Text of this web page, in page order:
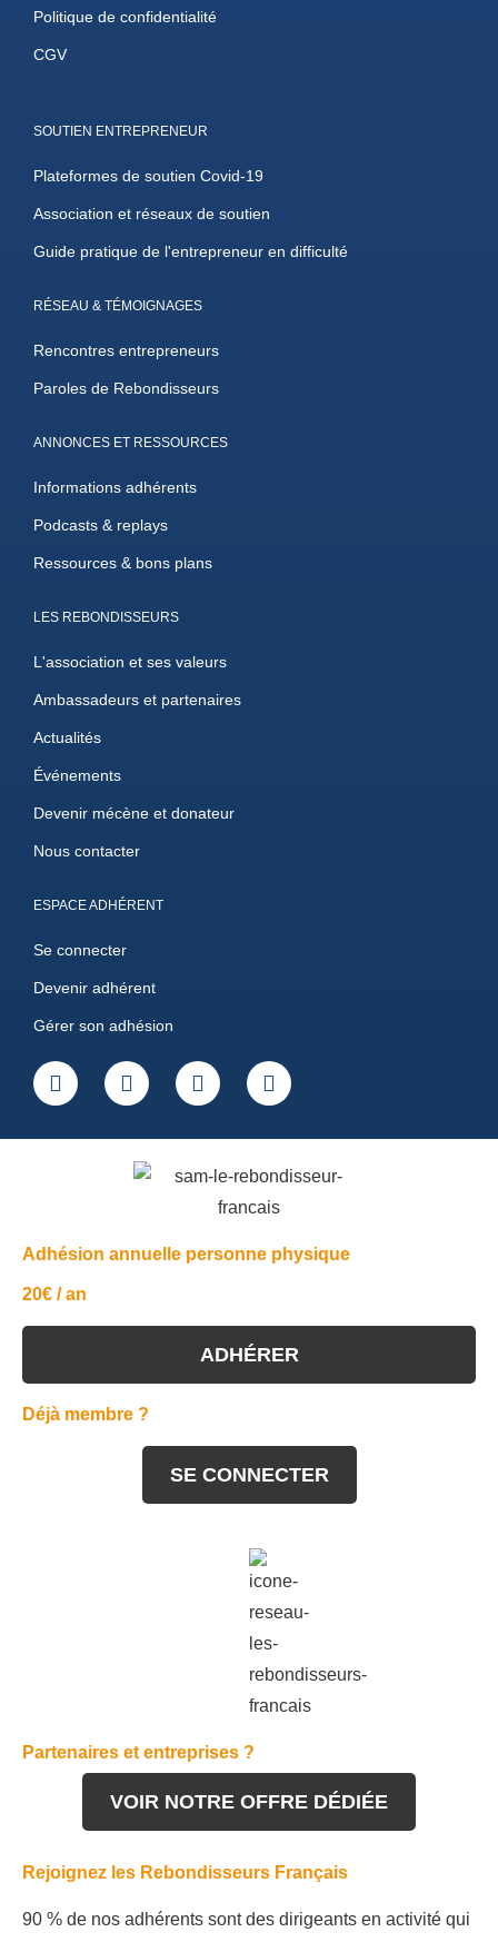
Politique de confidentialité
CGV
SOUTIEN ENTREPRENEUR
Plateformes de soutien Covid-19
Association et réseaux de soutien
Guide pratique de l'entrepreneur en difficulté
RÉSEAU & TÉMOIGNAGES
Rencontres entrepreneurs
Paroles de Rebondisseurs
ANNONCES ET RESSOURCES
Informations adhérents
Podcasts & replays
Ressources & bons plans
LES REBONDISSEURS
L'association et ses valeurs
Ambassadeurs et partenaires
Actualités
Événements
Devenir mécène et donateur
Nous contacter
ESPACE ADHÉRENT
Se connecter
Devenir adhérent
Gérer son adhésion
Rejoignez les Rebondisseurs Français
90 % de nos adhérents sont des dirigeants en activité qui
Adhésion annuelle personne physique
20€ / an
ADHÉRER
Déjà membre ?
SE CONNECTER
Partenaires et entreprises ?
VOIR NOTRE OFFRE DÉDIÉE